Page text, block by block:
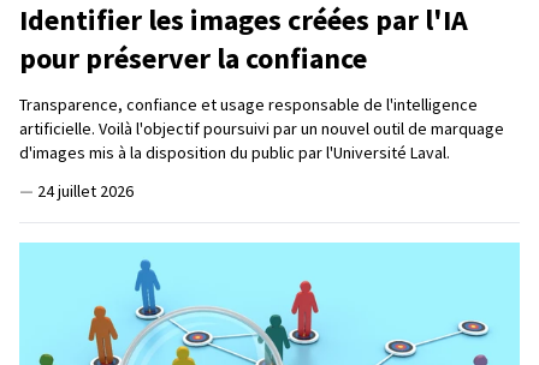
Identifier les images créées par l'IA
pour préserver la confiance
Transparence, confiance et usage responsable de l'intelligence
artificielle. Voilà l'objectif poursuivi par un nouvel outil de marquage
d'images mis à la disposition du public par l'Université Laval.
— 24 juillet 2026